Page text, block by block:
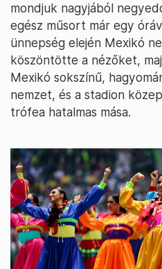
mondjuk nagyjából
egész műsort már egy
ünnepség elején Mexikó
köszöntötte a nézőket,
Mexikó sokszínű,
nemzet, és a stadion
trófea hatalmas mása.